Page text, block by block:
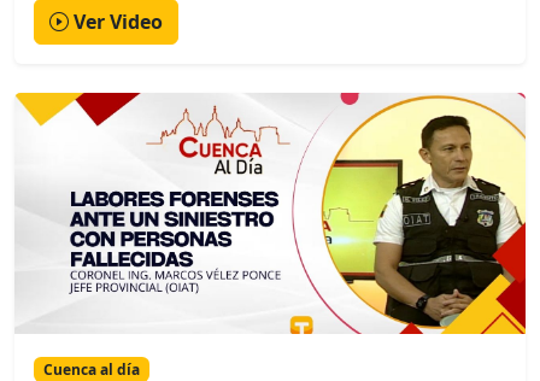
Ver Video
Cuenca al día